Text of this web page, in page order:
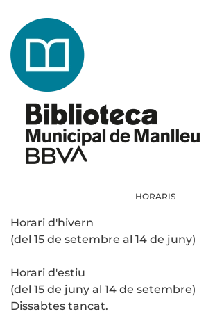
HORARIS
Horari d'hivern
(del 15 de setembre al 14 de juny)
Horari d'estiu
(del 15 de juny al 14 de setembre)
Dissabtes tancat.